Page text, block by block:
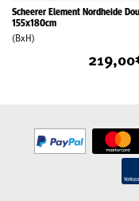
Scheerer Element Nordheide
155x180cm
(BxH)
219,00